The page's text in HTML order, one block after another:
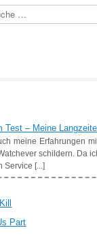
Test – Meine
meine Erfahrungen
schildern. Da
Service [...]
Part